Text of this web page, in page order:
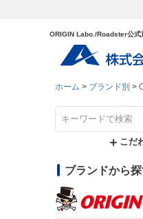
ORIGIN Labo./Roadster公式
ホーム ブランド別
こだ
ブランドから